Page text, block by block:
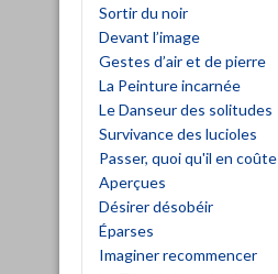
Sortir du noir
Devant l’image
Gestes d’air et de pierre
La Peinture incarnée
Le Danseur des solitudes
Survivance des lucioles
Passer, quoi qu'il en coûte
Aperçues
Désirer désobéir
Éparses
Imaginer recommencer